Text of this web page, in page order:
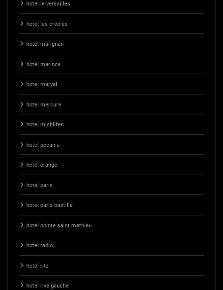
hotel le versailles
hotel les creoles
hotel marignan
hotel marinca
hotel marvel
hotel mercure
hotel michlifen
hotel oceania
hotel orange
hotel paris
hotel paris bastille
hotel pointe saint mathieu
hotel radio
hotel ritz
hotel rive gauche